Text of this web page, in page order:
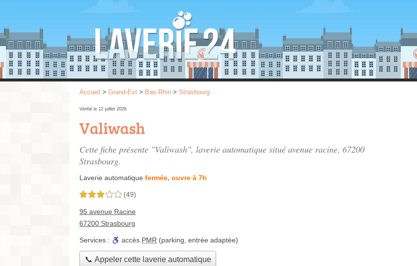
Accueil > Grand-Est > Bas-Rhin > Strasbourg
Vérifié le 12 juillet 2026
Valiwash
Cette fiche présente "Valiwash", laverie automatique situé avenue racine, 67200
Strasbourg.
Laverie automatique fermée, ouvre à 7h
3,0 étoiles sur 5 (49)
95 avenue Racine
67200 Strasbourg
Services : accès PMR (parking, entrée adaptée)
📞 Appeler cette laverie automatique